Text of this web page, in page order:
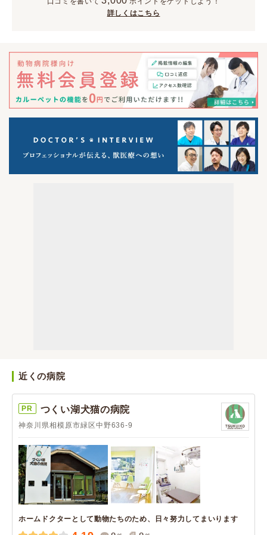
詳しくはこちら
近くの病院
PR つくい湖犬猫の病院
神奈川県相模原市緑区中野636-9
ホームドクターとして動物たちのため、日々努力してまいります